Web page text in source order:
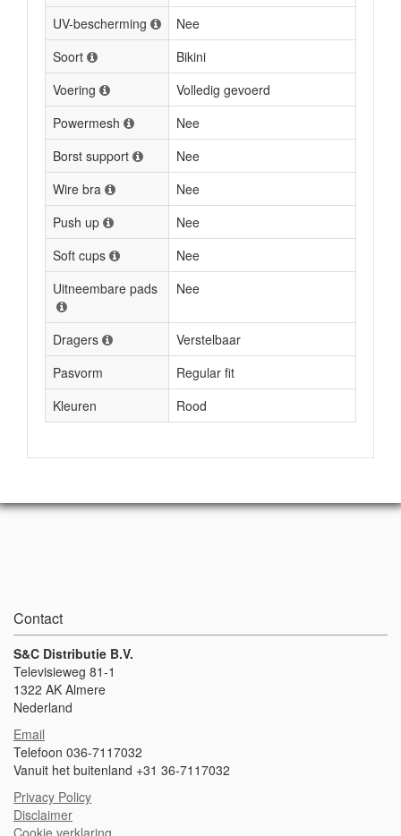
UV-bescherming
Nee
Soort
Bikini
Voering
Volledig gevoerd
Powermesh
Nee
Borst support
Nee
Wire bra
Nee
Push up
Nee
Soft cups
Nee
Uitneembare pads
Nee
Dragers
Verstelbaar
Pasvorm
Regular fit
Kleuren
Rood
Contact
S&C Distributie B.V.
Televisieweg 81-1
1322 AK Almere
Nederland
Email
Telefoon 036-7117032
Vanuit het buitenland +31 36-7117032
Privacy Policy
Disclaimer
Cookie verklaring